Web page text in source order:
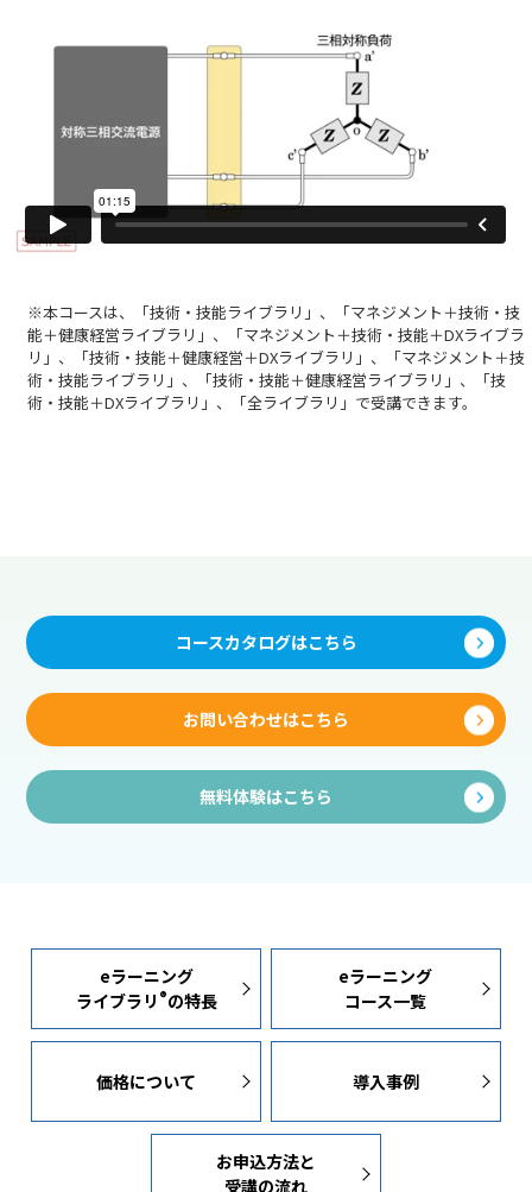
※本コースは、「技術・技能ライブラリ」、「マネジメント＋技術・技
能＋健康経営ライブラリ」、「マネジメント＋技術・技能＋DXライブラ
リ」、「技術・技能＋健康経営＋DXライブラリ」、「マネジメント＋技
術・技能ライブラリ」、「技術・技能＋健康経営ライブラリ」、「技
術・技能＋DXライブラリ」、「全ライブラリ」で受講できます。
コースカタログはこちら
お問い合わせはこちら
無料体験はこちら
eラーニング
ライブラリ ®の特長
eラーニング
コース一覧
価格について 導入事例
お申込方法と
受講の流れ